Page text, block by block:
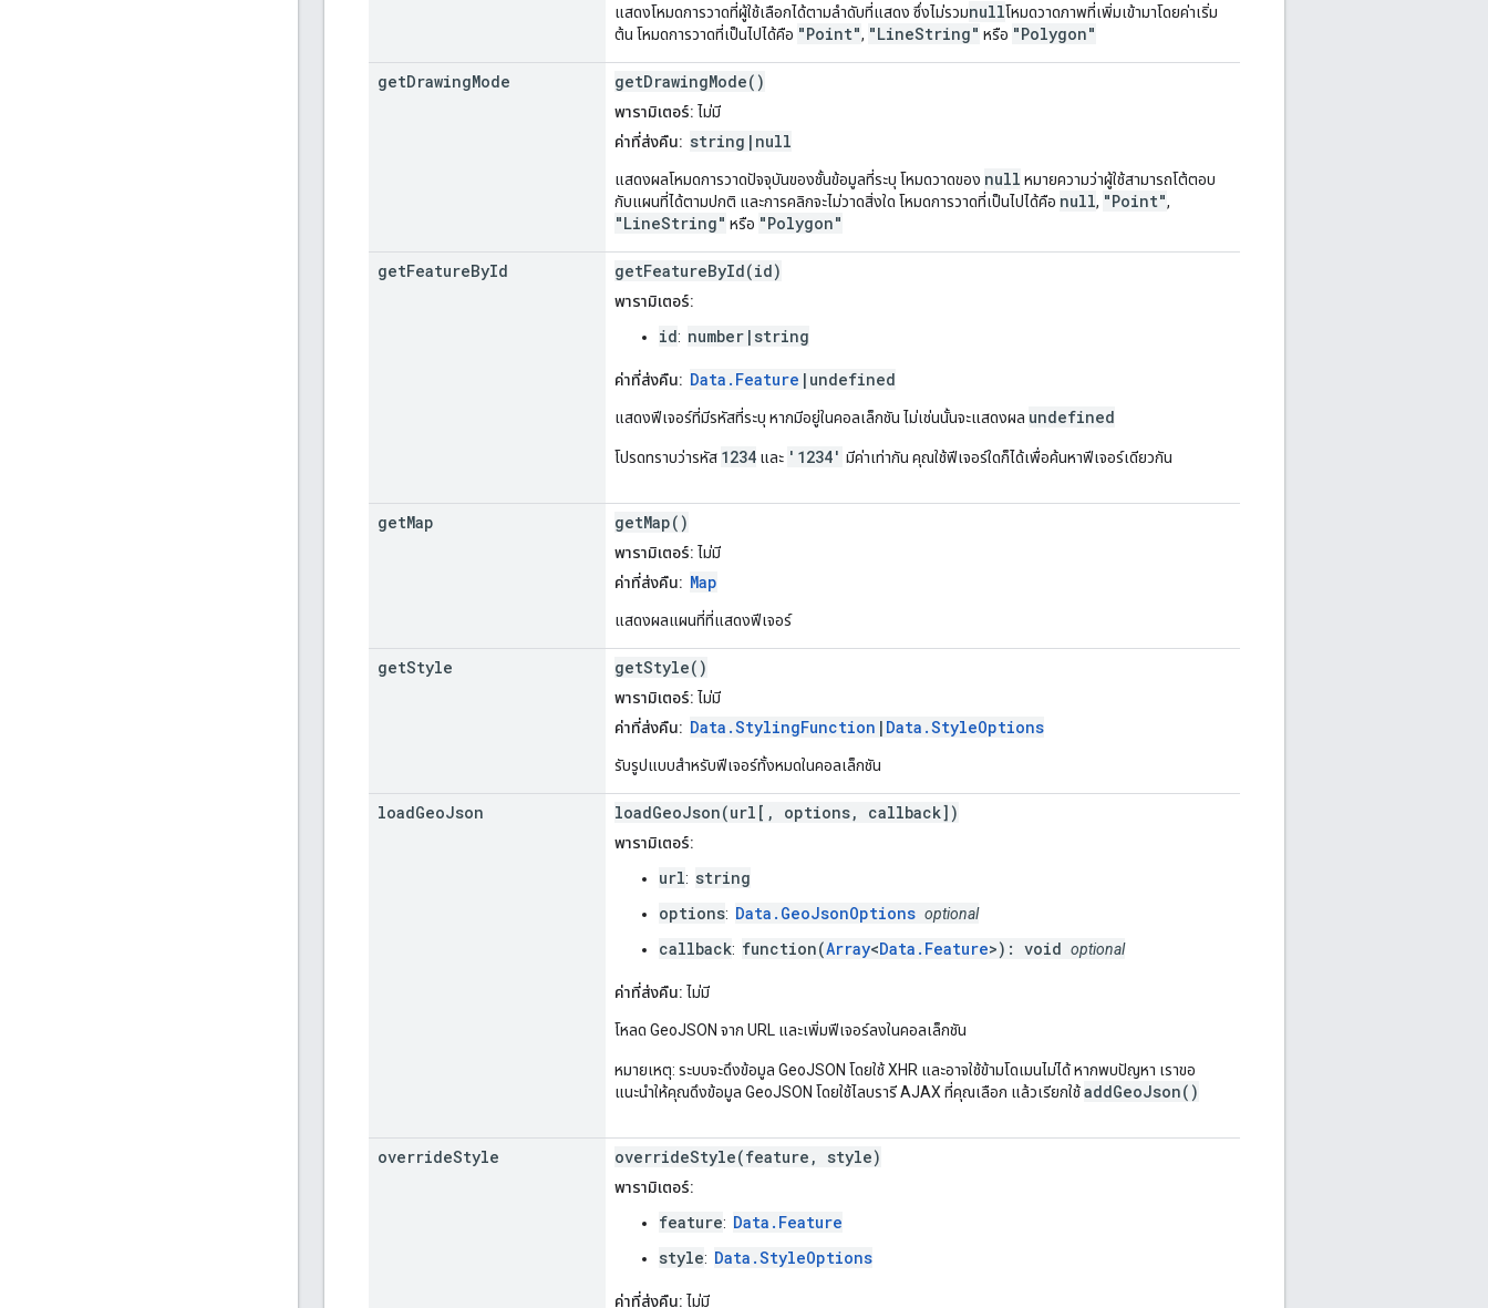
แสดงโหมดการวาดที่ผู้ใช้เลือกได้ตามลำดับที่แสดง ซึ่งไม่รวมnullโหมดวาดภาพที่เพิ่มเข้ามาโดยค่าเริ่ม
ต้น โหมดการวาดที่เป็นไปได้คือ "Point", "LineString" หรือ "Polygon"
getDrawingMode getDrawingMode()
พารามิเตอร์: ไม่มี
ค่าที่ส่งคืน: string|null
แสดงผลโหมดการวาดปัจจุบันของชั้นข้อมูลที่ระบุ โหมดวาดของ null หมายความว่าผู้ใช้สามารถโต้ตอบ
กับแผนที่ได้ตามปกติ และการคลิกจะไม่วาดสิ่งใด โหมดการวาดที่เป็นไปได้คือ null, "Point",
"LineString" หรือ "Polygon"
getFeatureById getFeatureById(id)
พารามิเตอร์:
id: number|string
ค่าที่ส่งคืน: Data.Feature |undefined
แสดงฟีเจอร์ที่มีรหัสที่ระบุ หากมีอยู่ในคอลเล็กชัน ไม่เช่นนั้นจะแสดงผล undefined
โปรดทราบว่ารหัส 1234 และ '1234' มีค่าเท่ากัน คุณใช้ฟีเจอร์ใดก็ได้เพื่อค้นหาฟีเจอร์เดียวกัน
getMap getMap()
พารามิเตอร์: ไม่มี
ค่าที่ส่งคืน: Map
แสดงผลแผนที่ที่แสดงฟีเจอร์
getStyle getStyle()
พารามิเตอร์: ไม่มี
ค่าที่ส่งคืน: Data.StylingFunction | Data.StyleOptions
รับรูปแบบสำหรับฟีเจอร์ทั้งหมดในคอลเล็กชัน
loadGeoJson loadGeoJson(url[, options, callback])
พารามิเตอร์:
url: string
options: Data.GeoJsonOptions optional
callback: function(Array<Data.Feature>): void optional
ค่าที่ส่งคืน: ไม่มี
โหลด GeoJSON จาก URL และเพิ่มฟีเจอร์ลงในคอลเล็กชัน
หมายเหตุ: ระบบจะดึงข้อมูล GeoJSON โดยใช้ XHR และอาจใช้ข้ามโดเมนไม่ได้ หากพบปัญหา เราขอ
แนะนำให้คุณดึงข้อมูล GeoJSON โดยใช้ไลบรารี AJAX ที่คุณเลือก แล้วเรียกใช้addGeoJson()
overrideStyle overrideStyle(feature, style)
พารามิเตอร์:
feature: Data.Feature
style: Data.StyleOptions
ค่าที่ส่งคืน: ไม่มี